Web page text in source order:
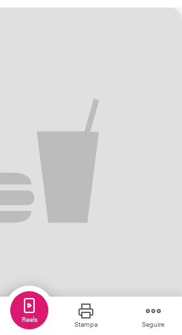
Condividere
Stampa Seguire
Reels